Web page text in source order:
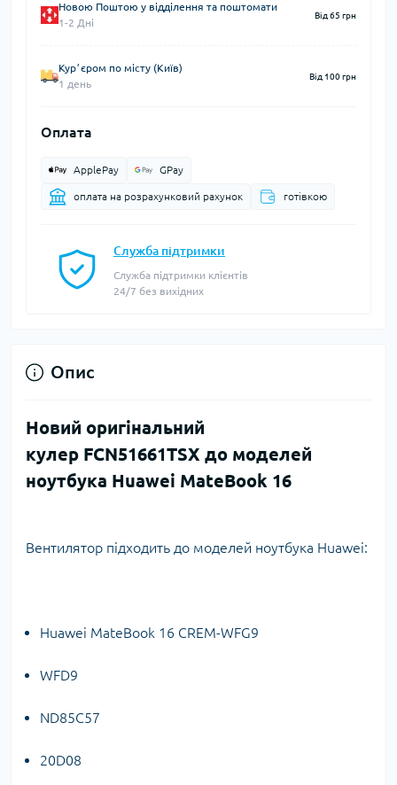
Новою Поштою у відділення та поштомати
1-2 Дні
Від 65 грн
Курʼєром по місту (Київ)
1 день
Від 100 грн
Оплата
ApplePay GPay
оплата на розрахунковий рахунок готівкою
Служба підтримки
Служба підтримки клієнтів
24/7 без вихідних
Опис
Новий оригінальний
кулер FCN51661TSX до моделей
ноутбука Huawei MateBook 16
Вентилятор підходить до моделей ноутбука Huawei:
Huawei MateBook 16 CREM-WFG9
WFD9
ND85C57
20D08